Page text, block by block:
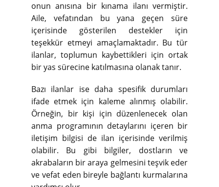
onun anısına bir kınama ilanı vermiştir.
Aile, vefatından bu yana geçen süre
içerisinde gösterilen destekler için
teşekkür etmeyi amaçlamaktadır. Bu tür
ilanlar, toplumun kaybettikleri için ortak
bir yas sürecine katılmasına olanak tanır.
Bazı ilanlar ise daha spesifik durumları
ifade etmek için kaleme alınmış olabilir.
Örneğin, bir kişi için düzenlenecek olan
anma programının detaylarını içeren bir
iletişim bilgisi de ilan içerisinde verilmiş
olabilir. Bu gibi bilgiler, dostların ve
akrabaların bir araya gelmesini teşvik eder
ve vefat eden bireyle bağlantı kurmalarına